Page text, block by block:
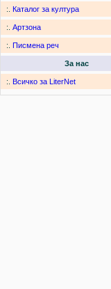
:. Каталог за култура
:. Артзона
:. Писмена реч
За нас
:. Всичко за LiterNet